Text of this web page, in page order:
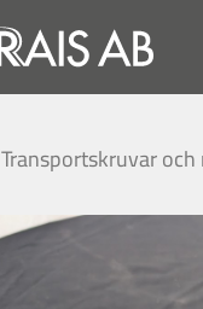
Transportskruvar